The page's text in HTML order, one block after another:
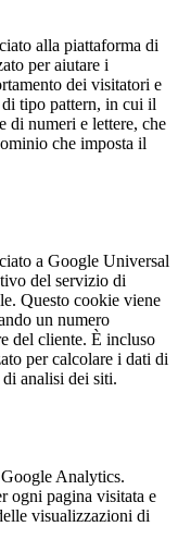
alla piattaforma di
per aiutare i
dei visitatori e
tipo pattern, in cui il
di numeri e lettere, che
che imposta il
a Google Universal
del servizio di
Questo cookie viene
un numero
del cliente. È incluso
per calcolare i dati di
analisi dei siti.
Analytics.
ogni pagina visitata e
visualizzazioni di